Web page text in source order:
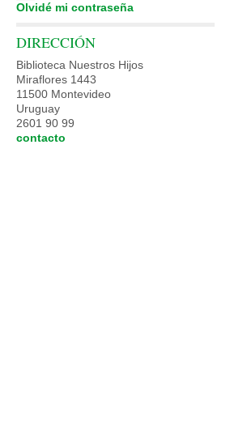
Olvidé mi contraseña
DIRECCIÓN
Biblioteca Nuestros Hijos
Miraflores 1443
11500 Montevideo
Uruguay
2601 90 99
contacto